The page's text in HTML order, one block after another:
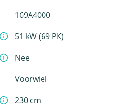
169A4000
51 kW (69 PK)
Nee
Voorwiel
230 cm